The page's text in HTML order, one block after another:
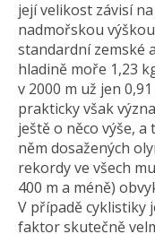
její velikost závisí
nadmořskou
standardní zemské
hladině moře 1,23
v 2000 m už jen
prakticky však
ještě o něco výše,
něm dosažených
rekordy ve všech
400 m a méně)
V případě cyklistiky
faktor skutečně